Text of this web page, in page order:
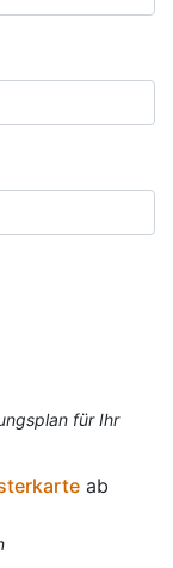
für Ihr
ab